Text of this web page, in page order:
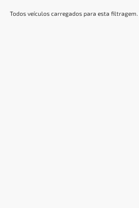
Todos veículos carregados para esta filtragem.